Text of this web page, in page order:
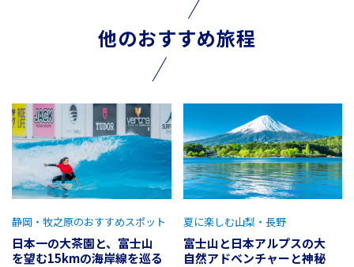
他のおすすめ旅程
日本一の大茶園と、富士山
を望む15kmの海岸線を巡る
静岡・牧之原のおすすめスポット
富士山と日本アルプスの大
自然アドベンチャーと神秘
夏に楽しむ山梨・長野